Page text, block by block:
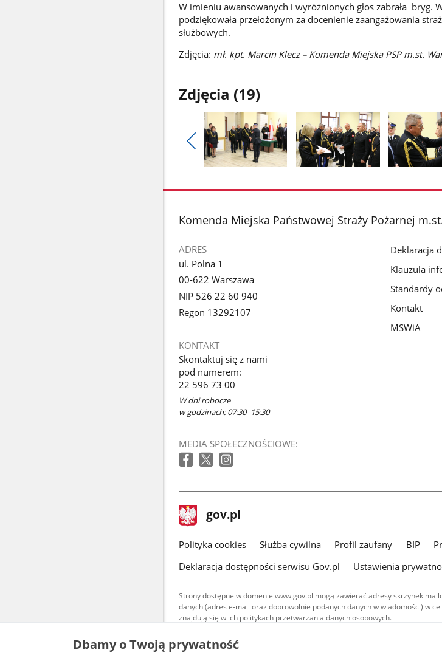
W imieniu awansowanych i wyróżnionych głos zabrała bryg.
podziękowała przełożonym za docenienie zaangażowania
służbowych.
Zdjęcia: mł. kpt. Marcin Klecz – Komenda Miejska PSP m.st.
Zdjęcia (19)
Pokaż
poprzednie
galerii.
galerii.
galerii.
stopka
Komenda Miejska Państwowej Straży Pożarnej
ADRES
ul. Polna 1
00-622 Warszawa
NIP 526 22 60 940
Regon 13292107
KONTAKT
Skontaktuj się z nami
pod numerem:
22 596 73 00
W dni robocze
w godzinach: 07:30 -15:30
MEDIA SPOŁECZNOŚCIOWE:
Deklaracja
Klauzula
Standardy
Kontakt
MSWiA
stopka
gov.pl Strona
gov.pl
gov.pl
Polityka cookies Służba cywilna Profil zaufany BIP
Deklaracja dostępności serwisu Gov.pl
Ustawienia
Strony dostępne w domenie www.gov.pl mogą zawierać adresy skrzynek
danych (adres e-mail oraz dobrowolnie podanych danych w wiadomości) w
znajdują się w ich politykach przetwarzania danych osobowych.
Treści tekstowe publikowane w serwisie (z wyłączeniem treści
udostępniane na licencji typu Creative Commons: uznanie
Dbamy o Twoją prywatność